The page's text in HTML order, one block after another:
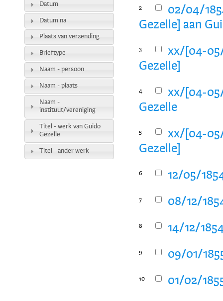
2
02/04/
Gezelle] aan
3
xx/[04-05/
Gezelle]
4
xx/[04-05/
Gezelle
5
xx/[04-05/
Gezelle]
6 12/05/
7 08/12/
8 14/12/
9 09/01/
10 01/02/
Datum
Datum na
Plaats van verzending
Brieftype
Naam - persoon
Naam - plaats
Naam -
instituut/vereniging
Titel - werk van Guido
Gezelle
Titel - ander werk